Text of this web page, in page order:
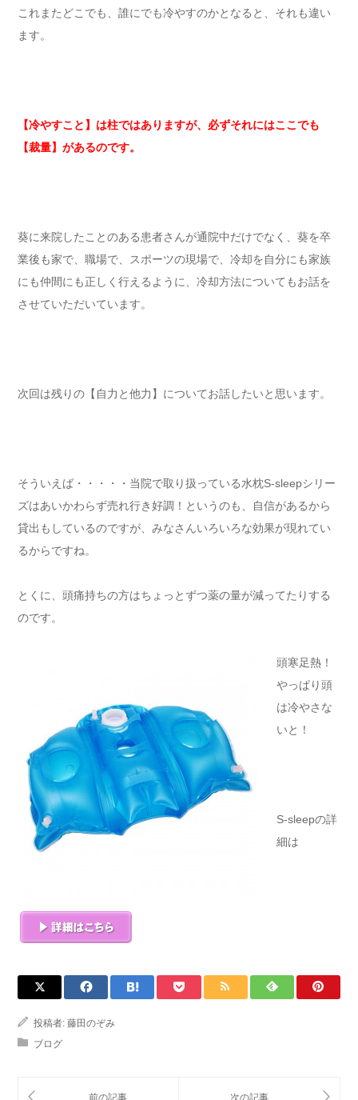
これまたどこでも、誰にでも冷やすのかとなると、それも違い
ます。
【冷やすこと】は柱ではありますが、必ずそれにはここでも
【裁量】があるのです。
葵に来院したことのある患者さんが通院中だけでなく、葵を卒
業後も家で、職場で、スポーツの現場で、冷却を自分にも家族
にも仲間にも正しく行えるように、冷却方法についてもお話を
させていただいています。
次回は残りの【自力と他力】についてお話したいと思います。
そういえば・・・・・当院で取り扱っている水枕S-sleepシリー
ズはあいかわらず売れ行き好調！というのも、自信があるから
貸出もしているのですが、みなさんいろいろな効果が現れてい
るからですね。
とくに、頭痛持ちの方はちょっとずつ薬の量が減ってたりする
のです。
頭寒足熱！
やっぱり頭
は冷やさな
いと！
S-sleepの詳
細は
投稿者: 藤田のぞみ
ブログ